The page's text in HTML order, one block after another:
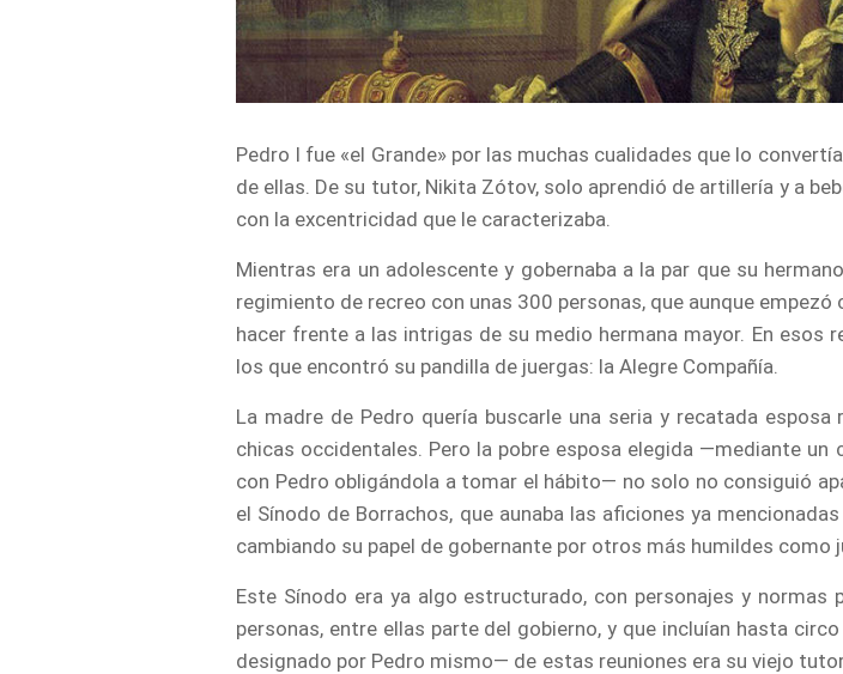
Pedro I fue «el Grande» por las muchas cualidades que lo
de ellas. De su tutor, Nikita Zótov, solo aprendió de artillería y a
con la excentricidad que le caracterizaba.
Mientras era un adolescente y gobernaba a la par que su
regimiento de recreo con unas 300 personas, que aunque
hacer frente a las intrigas de su medio hermana mayor. En
los que encontró su pandilla de juergas: la Alegre Compañía.
La madre de Pedro quería buscarle una seria y recatada
chicas occidentales. Pero la pobre esposa elegida —mediante
con Pedro obligándola a tomar el hábito— no solo no consiguió
el Sínodo de Borrachos, que aunaba las aficiones ya
cambiando su papel de gobernante por otros más humildes como
Este Sínodo era ya algo estructurado, con personajes y normas
personas, entre ellas parte del gobierno, y que incluían hasta
designado por Pedro mismo— de estas reuniones era su viejo